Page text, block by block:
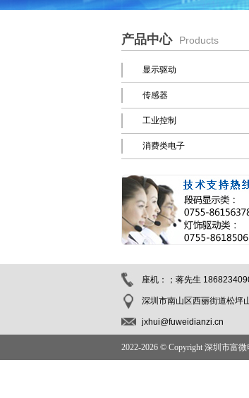
产品中心 Products
显示驱动
传感器
工业控制
消费类电子
座机：；蒋先生
深圳市南山区西丽街道松坪
jxhui@fuweidianzi.cn
2022-2026 © Copyright 深圳市富